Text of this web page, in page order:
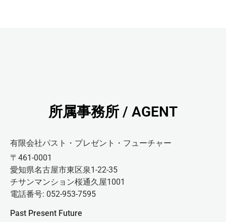
所属事務所 / AGENT
有限会社パスト・プレゼント・フューチャー
〒461-0001
愛知県名古屋市東区泉1-22-35
チサンマンション桜通久屋1001
電話番号: 052-953-7595
Past Present Future